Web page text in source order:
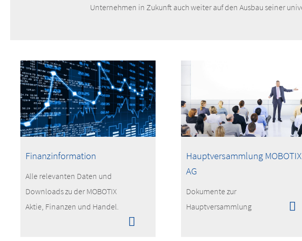
Unternehmen in Zukunft auch weiter auf den Ausbau seiner
Finanzinformation
Alle relevanten Daten und
Downloads zu der MOBOTIX
Aktie, Finanzen und Handel.
Hauptversammlung MOBOTIX
AG
Dokumente zur
Hauptversammlung